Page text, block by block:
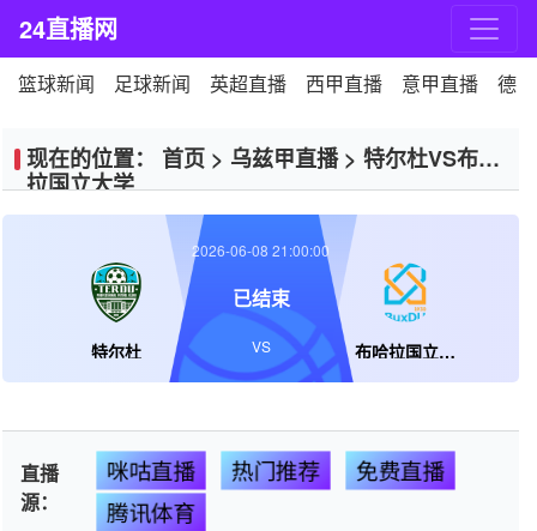
24直播网
篮球新闻 足球新闻 英超直播 西甲直播 意甲直播 德
现在的位置： 首页 > 乌兹甲直播> 特尔杜VS布哈
拉国立大学
特尔杜 布哈拉国立大学
2026-06-08 21:00:00
已结束
VS
直播
源：
咪咕直播 热门推荐
免费直播
腾讯体育